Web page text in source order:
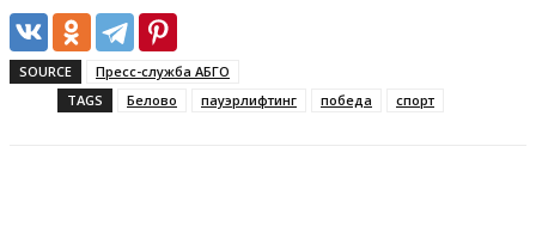
SOURCE
Пресс-служба АБГО
TAGS
Белово пауэрлифтинг победа спорт